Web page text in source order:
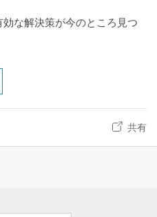
な解決策が今のところ見つ
共有